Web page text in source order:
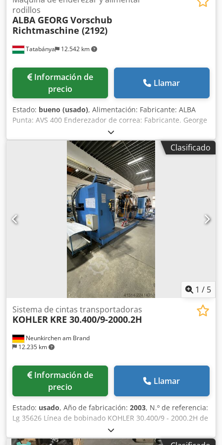
Tatabánya 12.542 km
rodillos
ALBA GEORG Vorschub
Richtmaschine (2192)
Información de
precio
Llamar
Estado: bueno (usado), Alimentación: Fabricante: ALBA
Punta: AVS 400 Enderezador de correa: Fabricante. George
Tipo: SBK 2 Dkedpfx Aelz I R Rjhuer ¡¡¡Doble
enderezamiento y línea de alimentación!!! ¡Con
documentación completa!
Clasificado
1 / 5
Neunkirchen am Brand
12.235 km
Sistema de cintas transportadoras
KOHLER KRE 30.400/9-2000.2H
Información de
precio
Llamar
Estado: usado, Año de fabricación: 2003, N.º de referencia:
Lg 35626 Línea de bobinado KOHLER 30.400/9 - 2000.2H de
segunda mano Año de fabricación: 2003 N.º de máquina:
70330 Dirección de trabajo: de izquierda a derecha Lado